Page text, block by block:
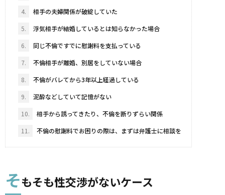
4.
相手の夫婦関係が破綻していた
5.
浮気相手が結婚しているとは知らなかった場合
6.
同じ不倫ですでに慰謝料を支払っている
7.
不倫相手が離婚、別居をしていない場合
8.
不倫がバレてから3年以上経過している
9.
泥酔などしていて記憶がない
10.
相手から誘ってきたり、不倫を断りずらい関係
11.
不倫の慰謝料でお困りの際は、まずは弁護士に相談を
そもそも性交渉がないケース